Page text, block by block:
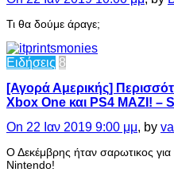
Τι θα δούμε άραγε;
Ειδήσεις 8
[Αγορά Αμερικής]
Xbox One και PS4 ΜΑΖΙ! –
On 22 Ιαν 2019 9:00 μμ, by
Ο Δεκέμβρης ήταν σαρωτικος για
Nintendo!